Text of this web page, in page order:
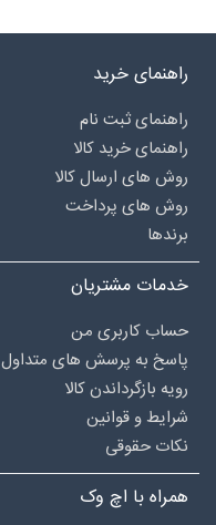
راهنمای خرید
راهنمای ثبت نام
راهنمای خرید کالا
روش های ارسال کالا
روش های پرداخت
برندها
خدمات مشتریان
حساب کاربری من
پاسخ به پرسش های متداول
رویه بازگرداندن کالا
شرایط و قوانین
نکات حقوقی
همراه با اچ وک